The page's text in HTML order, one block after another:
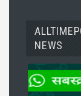
NEWS